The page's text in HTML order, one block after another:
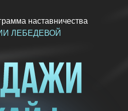
наставничества
ЛЕБЕДЕВОЙ